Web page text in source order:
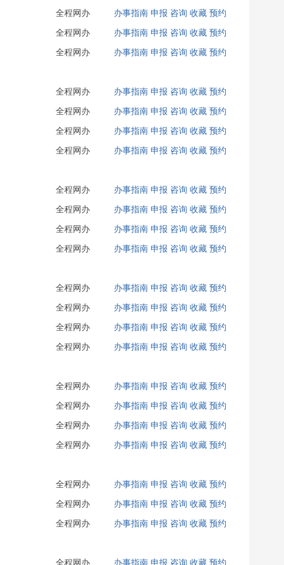
全程网办 办事指南 申报 咨询 收藏 预约
全程网办 办事指南 申报 咨询 收藏 预约
全程网办 办事指南 申报 咨询 收藏 预约
全程网办 办事指南 申报 咨询 收藏 预约
全程网办 办事指南 申报 咨询 收藏 预约
全程网办 办事指南 申报 咨询 收藏 预约
全程网办 办事指南 申报 咨询 收藏 预约
全程网办 办事指南 申报 咨询 收藏 预约
全程网办 办事指南 申报 咨询 收藏 预约
全程网办 办事指南 申报 咨询 收藏 预约
全程网办 办事指南 申报 咨询 收藏 预约
全程网办 办事指南 申报 咨询 收藏 预约
全程网办 办事指南 申报 咨询 收藏 预约
全程网办 办事指南 申报 咨询 收藏 预约
全程网办 办事指南 申报 咨询 收藏 预约
全程网办 办事指南 申报 咨询 收藏 预约
全程网办 办事指南 申报 咨询 收藏 预约
全程网办 办事指南 申报 咨询 收藏 预约
全程网办 办事指南 申报 咨询 收藏 预约
全程网办 办事指南 申报 咨询 收藏 预约
全程网办 办事指南 申报 咨询 收藏 预约
全程网办 办事指南 申报 咨询 收藏 预约
全程网办 办事指南 申报 咨询 收藏 预约